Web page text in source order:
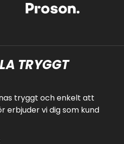
TRYGGT
tryggt och enkelt att
erbjuder vi dig som kund